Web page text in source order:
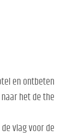
en ontbeten
het de the
vlag voor de